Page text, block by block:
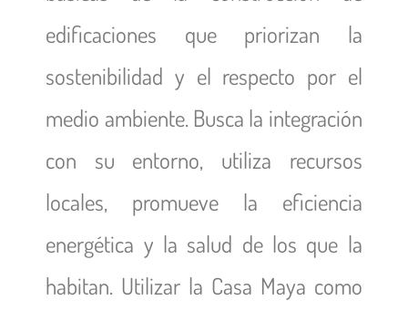
edificaciones que priorizan la
sostenibilidad y el respecto por el
medio ambiente. Busca la integración
con su entorno, utiliza recursos
locales, promueve la eficiencia
energética y la salud de los que la
habitan. Utilizar la Casa Maya como